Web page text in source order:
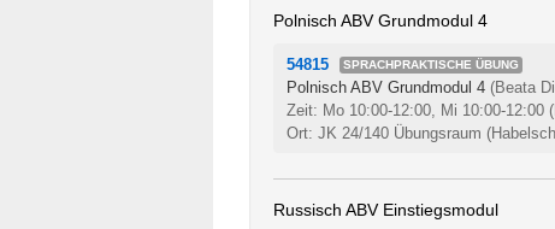
Polnisch ABV Grundmodul 4
54815 SPRACHPRAKTISCHE ÜBUNG
Polnisch ABV Grundmodul 4 (Beata
Zeit: Mo 10:00-12:00, Mi 10:00-12:00
Ort: JK 24/140 Übungsraum
Russisch ABV Einstiegsmodul